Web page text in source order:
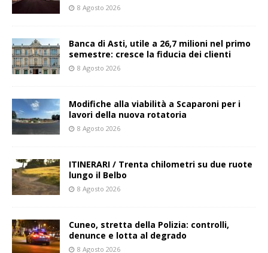
8 Agosto 2026
Banca di Asti, utile a 26,7 milioni nel primo
semestre: cresce la fiducia dei clienti
8 Agosto 2026
Modifiche alla viabilità a Scaparoni per i
lavori della nuova rotatoria
8 Agosto 2026
ITINERARI / Trenta chilometri su due ruote
lungo il Belbo
8 Agosto 2026
Cuneo, stretta della Polizia: controlli,
denunce e lotta al degrado
8 Agosto 2026